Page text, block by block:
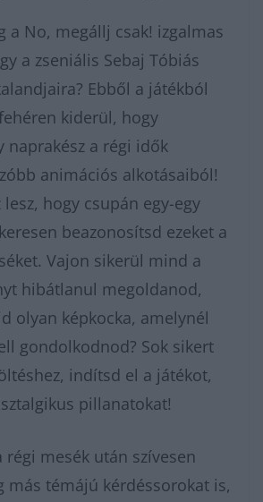
a No, megállj csak! izgalmas
a zseniális Sebaj Tóbiás
Ebből a játékból
kiderül, hogy
naprakész a régi idők
animációs alkotásaiból!
hogy csupán egy-egy
beazonosítsd ezeket a
Vajon sikerül mind a
hibátlanul megoldanod,
olyan képkocka, amelynél
gondolkodnod? Sok sikert
indítsd el a játékot,
pillanatokat!
mesék után szívesen
más témájú kérdéssorokat is,